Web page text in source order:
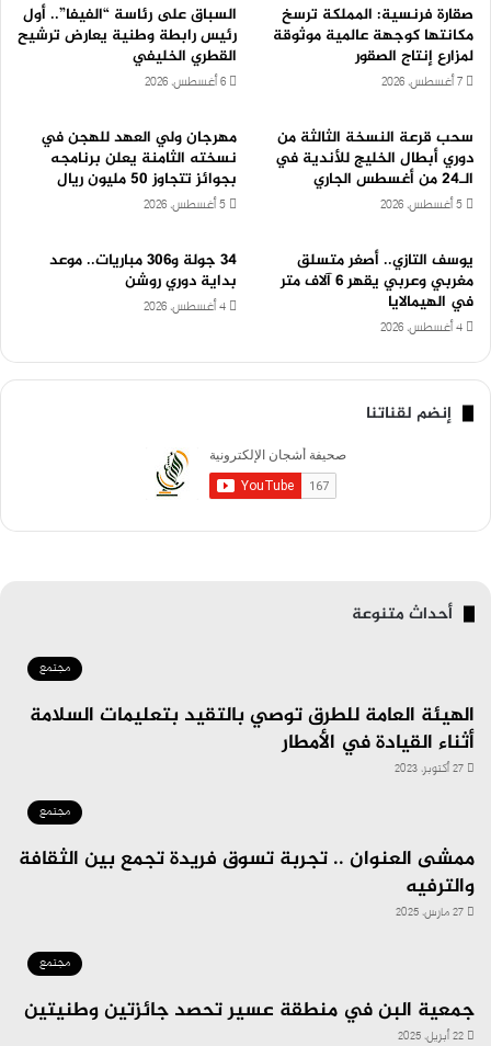
صقارة فرنسية: المملكة ترسخ
مكانتها كوجهة عالمية موثوقة
لمزارع إنتاج الصقور
7 أغسطس، 2026
السباق على رئاسة “الفيفا”.. أول
رئيس رابطة وطنية يعارض ترشيح
القطري الخليفي
6 أغسطس، 2026
سحب قرعة النسخة الثالثة من
دوري أبطال الخليج للأندية في
الـ24 من أغسطس الجاري
5 أغسطس، 2026
مهرجان ولي العهد للهجن في
نسخته الثامنة يعلن برنامجه
بجوائز تتجاوز 50 مليون ريال
5 أغسطس، 2026
يوسف التازي.. أصغر متسلق
مغربي وعربي يقهر 6 آلاف متر
في الهيمالايا
4 أغسطس، 2026
34 جولة و306 مباريات.. موعد
بداية دوري روشن
4 أغسطس، 2026
إنضم لقناتنا
أحداث متنوعة
مجتمع
الهيئة العامة للطرق توصي بالتقيد بتعليمات السلامة
أثناء القيادة في الأمطار
27 أكتوبر، 2023
مجتمع
ممشى العنوان .. تجربة تسوق فريدة تجمع بين الثقافة
والترفيه
27 مارس، 2025
مجتمع
جمعية البن في منطقة عسير تحصد جائزتين وطنيتين
22 أبريل، 2025